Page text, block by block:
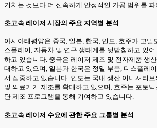
거치는 것보다 더 신속하게 안정적인 가공 범위를 파
초고속 레이저 시장의 주요 지역별 분석
아시아태평양은 중국, 일본, 한국, 인도, 호주가 고밀
스플레이, 자동차 및 연구 생태계를 뒷받침하고 있
하고 있습니다. 중국은 레이저 제조 및 전자제품 생
대하고 있으며, 일본과 한국은 정밀 부품, 디스플레
서 집중하고 있습니다. 인도는 국내 생산 이니셔티
및 의료기기 제조를 확대하고 있으며, 호주는 포토
단 제조 프로그램을 통해 기여하고 있습니다.
초고속 레이저 수요에 관한 주요 그룹별 분석